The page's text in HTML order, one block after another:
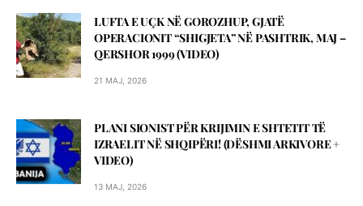
LUFTA E UÇK NË GOROZHUP, GJATË
OPERACIONIT “SHIGJETA” NË PASHTRIK, MAJ –
QERSHOR 1999 (VIDEO)
21 MAJ, 2026
PLANI SIONIST PËR KRIJIMIN E SHTETIT TË
IZRAELIT NË SHQIPËRI! (DЁSHMI ARKIVORE +
VIDEO)
13 MAJ, 2026